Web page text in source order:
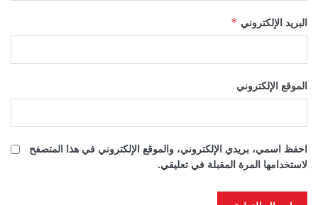
البريد الإلكتروني *
الموقع الإلكتروني
احفظ اسمي، بريدي الإلكتروني، والموقع الإلكتروني في هذا المتصفح
لاستخدامها المرة المقبلة في تعليقي.